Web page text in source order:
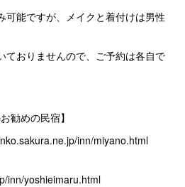
可能ですが、メイクと着付けは男性
ておりませんので、ご予約は各自で
勧めの民宿】
inn/miyano.html
inn/yoshieimaru.html